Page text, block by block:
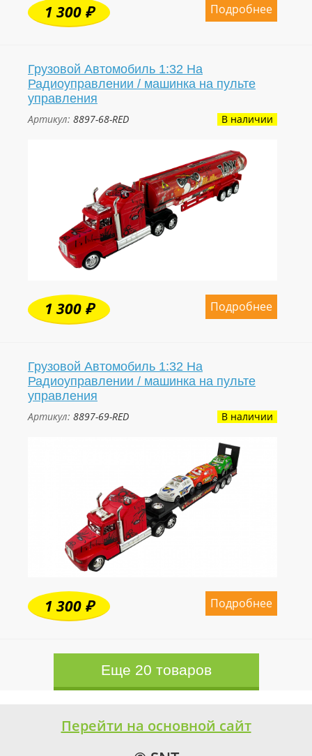
Подробнее
1 300 ₽
Грузовой Автомобиль 1:32 На
Радиоуправлении / машинка на пульте
управления
Артикул: 8897-68-RED В наличии
Подробнее
1 300 ₽
Грузовой Автомобиль 1:32 На
Радиоуправлении / машинка на пульте
управления
Артикул: 8897-69-RED В наличии
Подробнее
1 300 ₽
Еще 20 товаров
Перейти на основной сайт